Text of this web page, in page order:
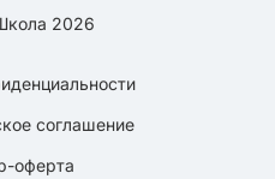
2026
соглашение
оферта